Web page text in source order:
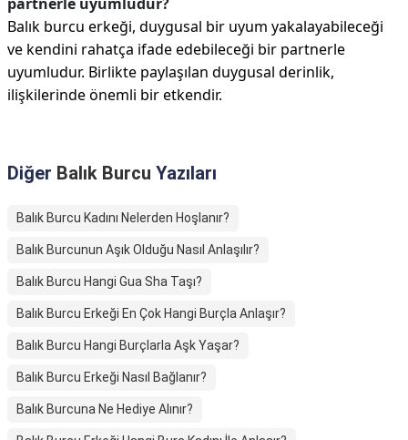
Balık burcu erkeği, duygusal bir uyum yakalayabileceği
ve kendini rahatça ifade edebileceği bir partnerle
uyumludur. Birlikte paylaşılan duygusal derinlik,
ilişkilerinde önemli bir etkendir.
Diğer Balık Burcu Yazıları
Balık Burcu Kadını Nelerden Hoşlanır?
Balık Burcunun Aşık Olduğu Nasıl Anlaşılır?
Balık Burcu Hangi Gua Sha Taşı?
Balık Burcu Erkeği En Çok Hangi Burçla Anlaşır?
Balık Burcu Hangi Burçlarla Aşk Yaşar?
Balık Burcu Erkeği Nasıl Bağlanır?
Balık Burcuna Ne Hediye Alınır?